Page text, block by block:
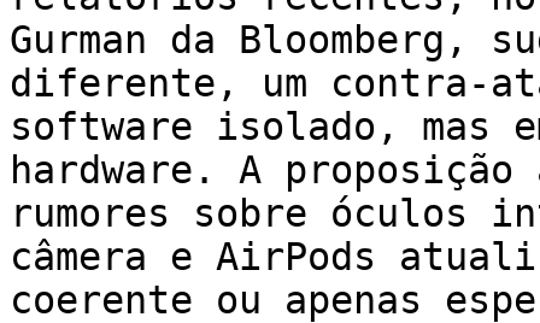
Gurman da Bloomberg,
diferente, um contra-
software isolado, mas
hardware. A
rumores sobre óculos
câmera e AirPods
coerente ou apenas